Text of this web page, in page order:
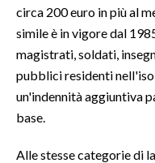
ANNUNCI
NECROLOGI
PUBBLICITÀ
SPIAGGE
STORE
circa 200 euro in più al
simile è in vigore dal
magistrati, soldati,
pubblici residenti
un'indennità aggiuntiva
base.
Alle stesse categorie di